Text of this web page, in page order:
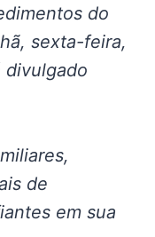
do
sexta-feira,
divulgado
de
em sua